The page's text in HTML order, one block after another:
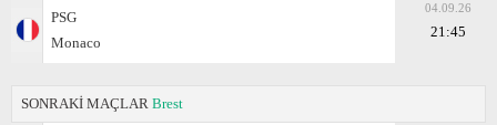
PSG
Monaco
04.09.26
21:45
SONRAKİ MAÇLAR Brest